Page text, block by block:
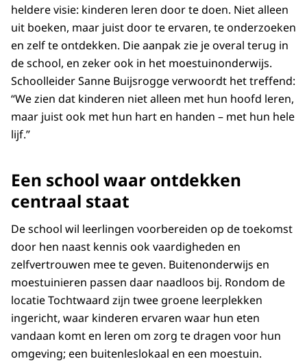
heldere visie: kinderen leren door te doen. Niet alleen
uit boeken, maar juist door te ervaren, te onderzoeken
en zelf te ontdekken. Die aanpak zie je overal terug in
de school, en zeker ook in het moestuinonderwijs.
Schoolleider Sanne Buijsrogge verwoordt het treffend:
“We zien dat kinderen niet alleen met hun hoofd leren,
maar juist ook met hun hart en handen – met hun hele
lijf.”
Een school waar ontdekken
centraal staat
De school wil leerlingen voorbereiden op de toekomst
door hen naast kennis ook vaardigheden en
zelfvertrouwen mee te geven. Buitenonderwijs en
moestuinieren passen daar naadloos bij. Rondom de
locatie Tochtwaard zijn twee groene leerplekken
ingericht, waar kinderen ervaren waar hun eten
vandaan komt en leren om zorg te dragen voor hun
omgeving; een buitenleslokaal en een moestuin.